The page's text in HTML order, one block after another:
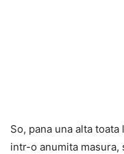
So, pana una alta
intr-o anumita